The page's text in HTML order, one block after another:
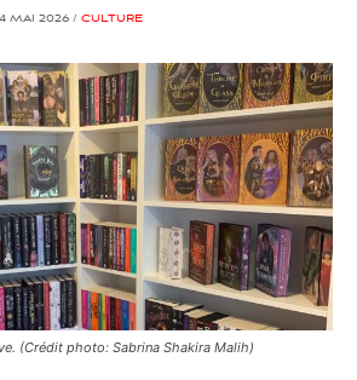
MAI 2026 / CULTURE
(Crédit photo: Sabrina Shakira Malih)